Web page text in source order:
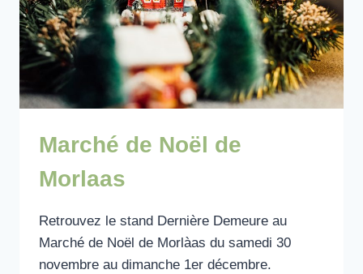
Marché de Noël de
Morlaas
Retrouvez le stand Dernière Demeure au
Marché de Noël de Morlàas du samedi 30
novembre au dimanche 1er décembre.